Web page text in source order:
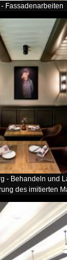
Fassadenarbeiten
- Behandeln und
des imitierten